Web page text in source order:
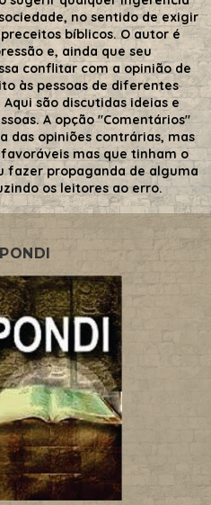
no sentido de exigir
bíblicos. O autor é
e, ainda que seu
conflitar com a opinião de
às pessoas de diferentes
são discutidas ideias e
A opção "Comentários"
das opiniões contrárias, mas
mas que tinham o
fazer propaganda de alguma
os leitores ao erro.